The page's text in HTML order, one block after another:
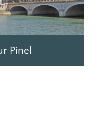
Pinel